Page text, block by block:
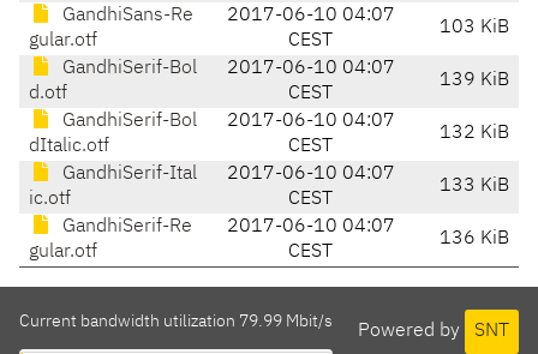
GandhiSans-Re
gular.otf
2017-06-10 04:07
CEST
103 KiB
GandhiSerif-Bol
d.otf
2017-06-10 04:07
CEST
139 KiB
GandhiSerif-Bol
dItalic.otf
2017-06-10 04:07
CEST
132 KiB
GandhiSerif-Ital
ic.otf
2017-06-10 04:07
CEST
133 KiB
GandhiSerif-Re
gular.otf
2017-06-10 04:07
CEST
136 KiB
Powered by SNT
Current bandwidth utilization 79.99 Mbit/s